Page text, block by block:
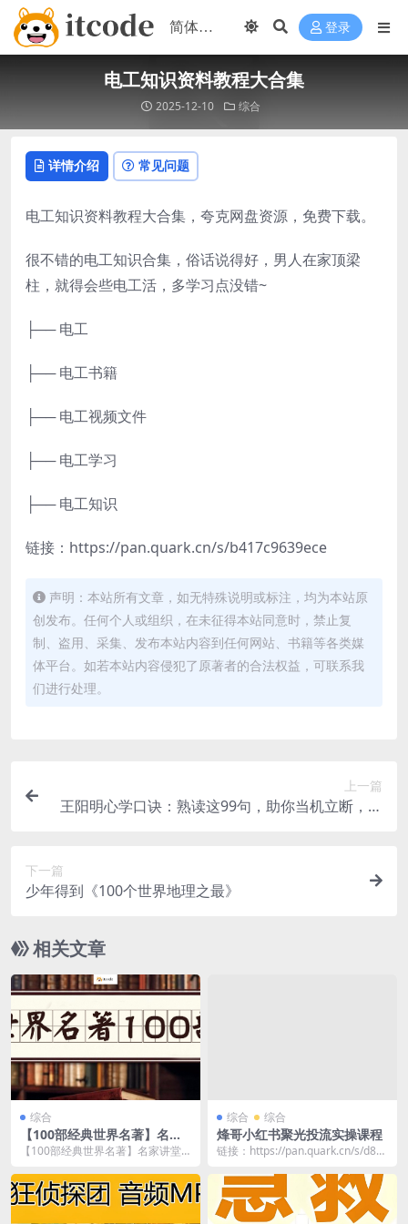
登录
电工知识资料教程大合集
2025-12-10 综合
详情介绍 常见问题
电工知识资料教程大合集，夸克网盘资源，免费下载。
很不错的电工知识合集，俗话说得好，男人在家顶梁
柱，就得会些电工活，多学习点没错~
├── 电工
├── 电工书籍
├── 电工视频文件
├── 电工学习
├── 电工知识
链接：https://pan.quark.cn/s/b417c9639ece
声明：本站所有文章，如无特殊说明或标注，均为本站原
创发布。任何个人或组织，在未征得本站同意时，禁止复
制、盗用、采集、发布本站内容到任何网站、书籍等各类媒
体平台。如若本站内容侵犯了原著者的合法权益，可联系我
们进行处理。
上一篇
王阳明心学口诀：熟读这99句，助你当机立断，行
下一篇
少年得到《100个世界地理之最》
相关文章
综合
【100部经典世界名著】名家
讲堂精华版【音频】
【100部经典世界名著】名家讲堂
球文学史上100部...
综合 综合
烽哥小红书聚光投流实操课程
链接：https://pan.quark.cn/s/d81